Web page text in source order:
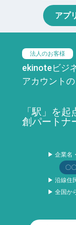
アプ
法人のお客様
ekinoteビジ
アカウント
「駅」を
創パートナ
▶ 企業名
〇
▶ 沿線住
▶ 全国か